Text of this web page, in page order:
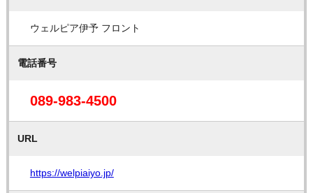
ウェルピア伊予 フロント
電話番号
089-983-4500
URL
https://welpiaiyo.jp/